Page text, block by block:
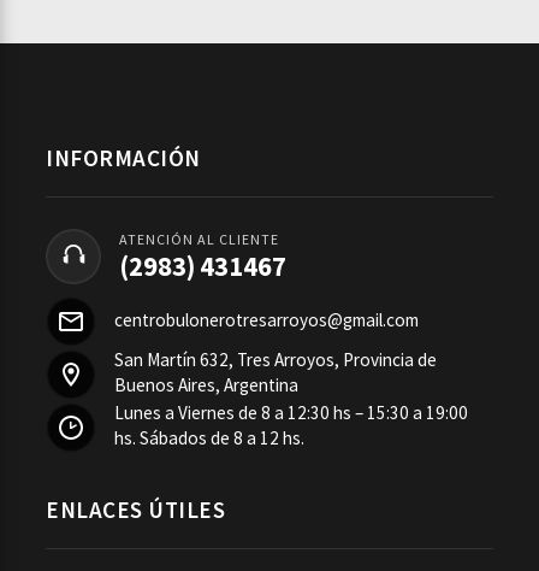
INFORMACIÓN
ATENCIÓN AL CLIENTE
(2983) 431467
centrobulonerotresarroyos@gmail.com
San Martín 632, Tres Arroyos, Provincia de
Buenos Aires, Argentina
Lunes a Viernes de 8 a 12:30 hs – 15:30 a 19:00
hs. Sábados de 8 a 12 hs.
ENLACES ÚTILES